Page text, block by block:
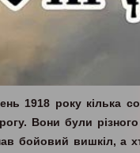
1918 року кілька
Вони були
бойовий вишкіл, а